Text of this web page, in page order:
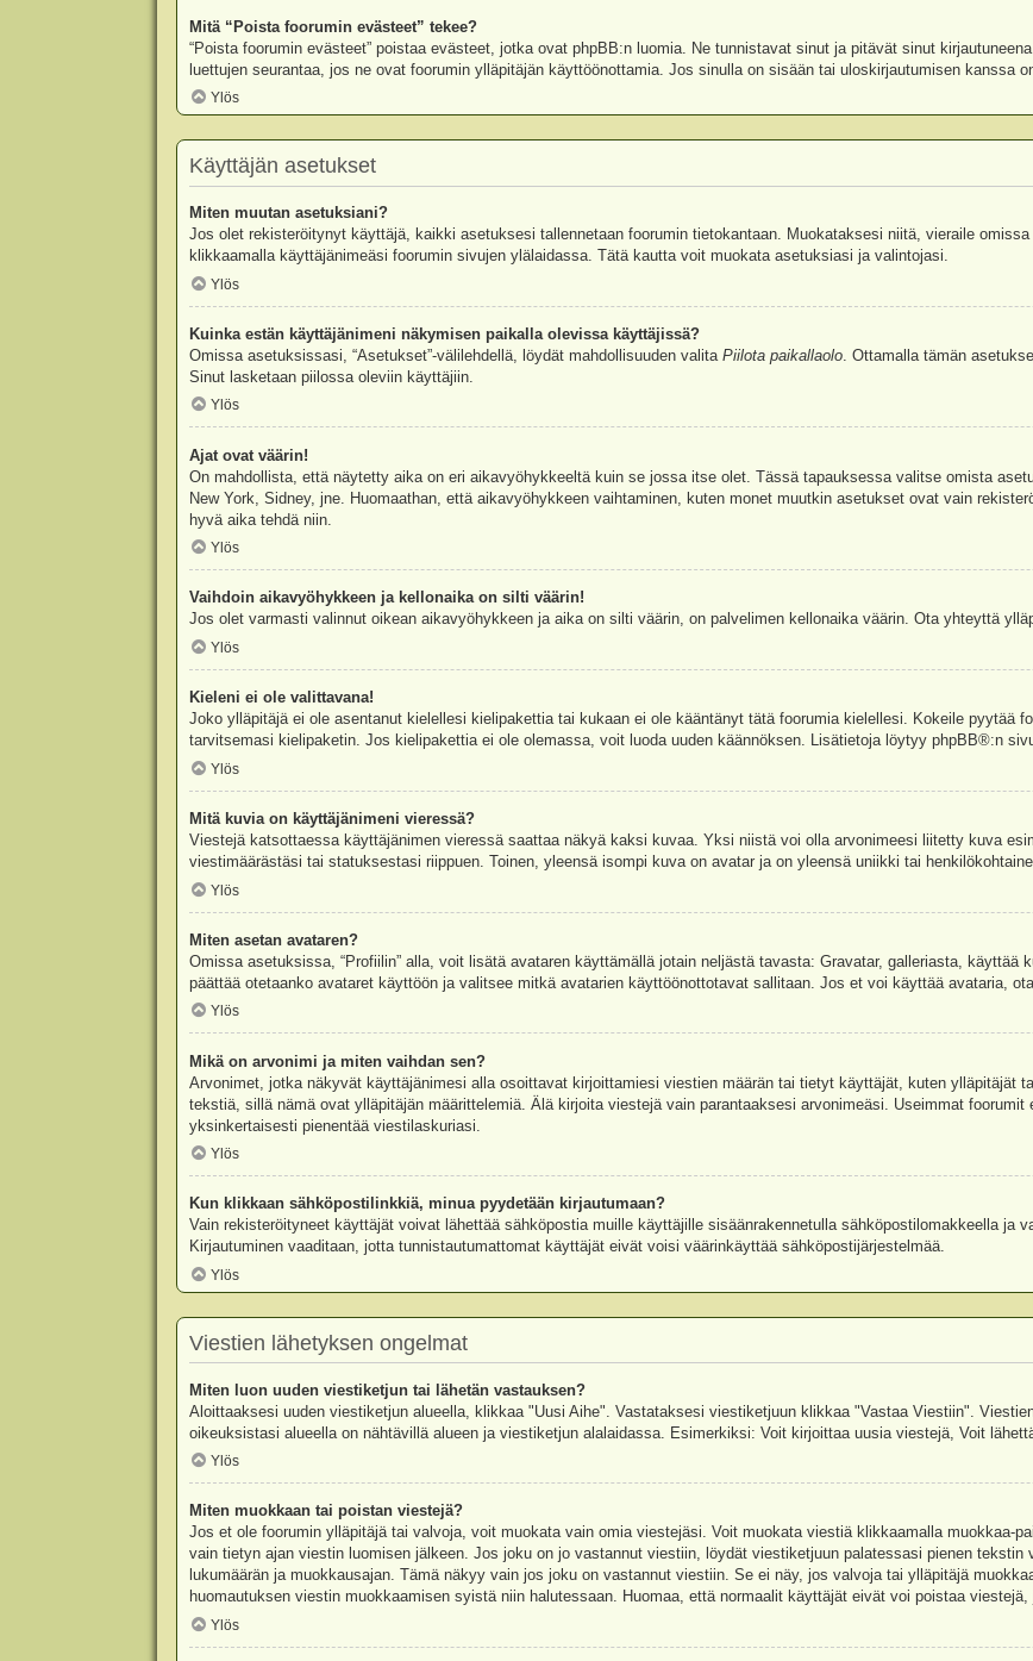
Mitä “Poista foorumin evästeet” tekee?
“Poista foorumin evästeet” poistaa evästeet, jotka ovat phpBB:n luomia. Ne tunnistavat sinut ja pitävät sinut
luettujen seurantaa, jos ne ovat foorumin ylläpitäjän käyttöönottamia. Jos sinulla on sisään tai uloskirjautumisen kanssa
Ylös
Käyttäjän asetukset
Miten muutan asetuksiani?
Jos olet rekisteröitynyt käyttäjä, kaikki asetuksesi tallennetaan foorumin tietokantaan. Muokataksesi niitä, vieraile
klikkaamalla käyttäjänimeäsi foorumin sivujen ylälaidassa. Tätä kautta voit muokata asetuksiasi ja valintojasi.
Ylös
Kuinka estän käyttäjänimeni näkymisen paikalla olevissa käyttäjissä?
Omissa asetuksissasi, “Asetukset”-välilehdellä, löydät mahdollisuuden valita Piilota paikallaolo. Ottamalla tämän
Sinut lasketaan piilossa oleviin käyttäjiin.
Ylös
Ajat ovat väärin!
On mahdollista, että näytetty aika on eri aikavyöhykkeeltä kuin se jossa itse olet. Tässä tapauksessa valitse omista
New York, Sidney, jne. Huomaathan, että aikavyöhykkeen vaihtaminen, kuten monet muutkin asetukset ovat vain
hyvä aika tehdä niin.
Ylös
Vaihdoin aikavyöhykkeen ja kellonaika on silti väärin!
Jos olet varmasti valinnut oikean aikavyöhykkeen ja aika on silti väärin, on palvelimen kellonaika väärin. Ota yhteyttä
Ylös
Kieleni ei ole valittavana!
Joko ylläpitäjä ei ole asentanut kielellesi kielipakettia tai kukaan ei ole kääntänyt tätä foorumia kielellesi. Kokeile pyytää
tarvitsemasi kielipaketin. Jos kielipakettia ei ole olemassa, voit luoda uuden käännöksen. Lisätietoja löytyy phpBB®:n
Ylös
Mitä kuvia on käyttäjänimeni vieressä?
Viestejä katsottaessa käyttäjänimen vieressä saattaa näkyä kaksi kuvaa. Yksi niistä voi olla arvonimeesi liitetty kuva
viestimäärästäsi tai statuksestasi riippuen. Toinen, yleensä isompi kuva on avatar ja on yleensä uniikki tai
Ylös
Miten asetan avataren?
Omissa asetuksissa, “Profiilin” alla, voit lisätä avataren käyttämällä jotain neljästä tavasta: Gravatar, galleriasta, käyttää
päättää otetaanko avataret käyttöön ja valitsee mitkä avatarien käyttöönottotavat sallitaan. Jos et voi käyttää avataria,
Ylös
Mikä on arvonimi ja miten vaihdan sen?
Arvonimet, jotka näkyvät käyttäjänimesi alla osoittavat kirjoittamiesi viestien määrän tai tietyt käyttäjät, kuten ylläpitäjät
tekstiä, sillä nämä ovat ylläpitäjän määrittelemiä. Älä kirjoita viestejä vain parantaaksesi arvonimeäsi. Useimmat
yksinkertaisesti pienentää viestilaskuriasi.
Ylös
Kun klikkaan sähköpostilinkkiä, minua pyydetään kirjautumaan?
Vain rekisteröityneet käyttäjät voivat lähettää sähköpostia muille käyttäjille sisäänrakennetulla sähköpostilomakkeella ja
Kirjautuminen vaaditaan, jotta tunnistautumattomat käyttäjät eivät voisi väärinkäyttää sähköpostijärjestelmää.
Ylös
Viestien lähetyksen ongelmat
Miten luon uuden viestiketjun tai lähetän vastauksen?
Aloittaaksesi uuden viestiketjun alueella, klikkaa "Uusi Aihe". Vastataksesi viestiketjuun klikkaa "Vastaa Viestiin".
oikeuksistasi alueella on nähtävillä alueen ja viestiketjun alalaidassa. Esimerkiksi: Voit kirjoittaa uusia viestejä, Voit
Ylös
Miten muokkaan tai poistan viestejä?
Jos et ole foorumin ylläpitäjä tai valvoja, voit muokata vain omia viestejäsi. Voit muokata viestiä klikkaamalla muokkaa-
vain tietyn ajan viestin luomisen jälkeen. Jos joku on jo vastannut viestiin, löydät viestiketjuun palatessasi pienen
lukumäärän ja muokkausajan. Tämä näkyy vain jos joku on vastannut viestiin. Se ei näy, jos valvoja tai ylläpitäjä
huomautuksen viestin muokkaamisen syistä niin halutessaan. Huomaa, että normaalit käyttäjät eivät voi poistaa
Ylös